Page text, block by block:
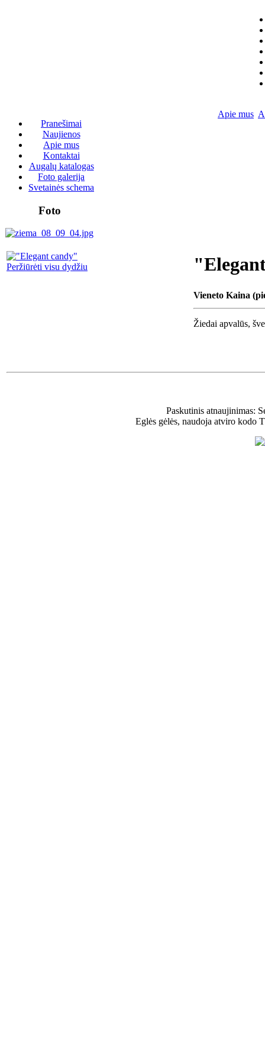
Pranešimai
Naujienos
Apie mus
Kontaktai
Augalų katalogas
Foto galerija
Svetainės schema
Foto
Apie mus
Peržiūrėti visu dydžiu
Vieneto Kaina
Žiedai apvalūs,
Paskutinis atnaujinimas:
Eglės gėlės, naudoja atviro kodo